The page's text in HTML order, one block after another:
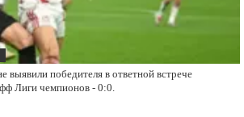
выявили победителя в ответной встрече
Лиги чемпионов - 0:0.